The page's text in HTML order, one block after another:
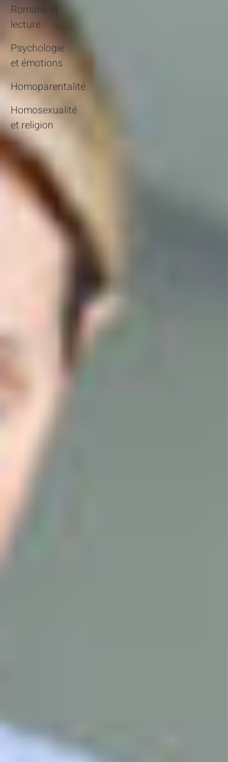
Romans et
lecture
Psychologie
et émotions
Homoparentalité
Homosexualité
et religion